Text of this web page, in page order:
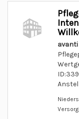
avanti